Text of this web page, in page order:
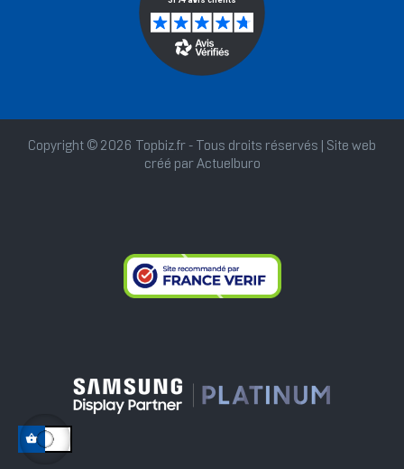
Copyright © 2026 Topbiz.fr - Tous droits réservés | Site web
créé par Actuelburo